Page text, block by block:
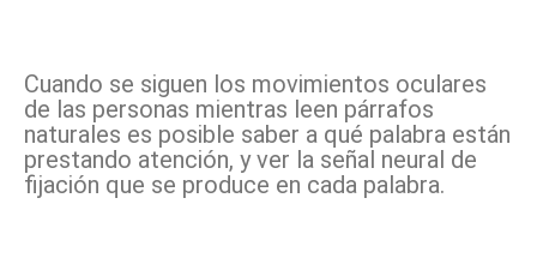
Cuando se siguen los movimientos oculares
de las personas mientras leen párrafos
naturales es posible saber a qué palabra están
prestando atención, y ver la señal neural de
fijación que se produce en cada palabra.